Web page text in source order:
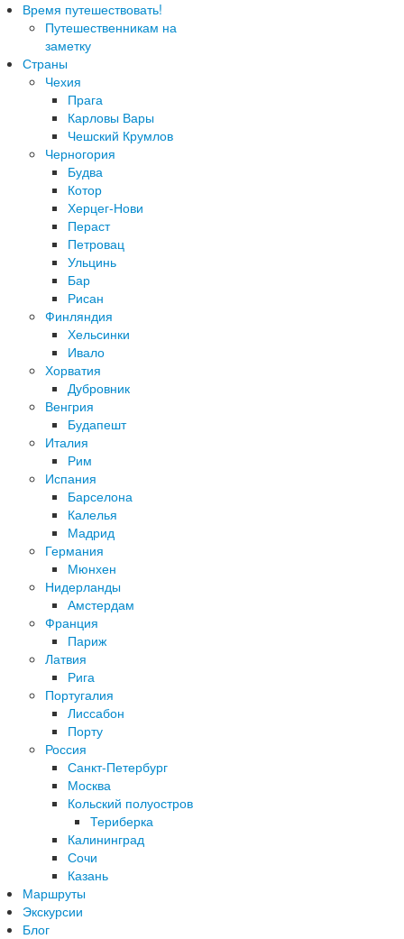
Время путешествовать!
Путешественникам на
заметку
Страны
Чехия
Прага
Карловы Вары
Чешский Крумлов
Черногория
Будва
Котор
Херцег-Нови
Пераст
Петровац
Ульцинь
Бар
Рисан
Финляндия
Хельсинки
Ивало
Хорватия
Дубровник
Венгрия
Будапешт
Италия
Рим
Испания
Барселона
Калелья
Мадрид
Германия
Мюнхен
Нидерланды
Амстердам
Франция
Париж
Латвия
Рига
Португалия
Лиссабон
Порту
Россия
Санкт-Петербург
Москва
Кольский полуостров
Териберка
Калининград
Сочи
Казань
Маршруты
Экскурсии
Блог